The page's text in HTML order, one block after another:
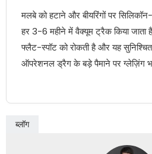
मलबे को हटाने और बीयरिंगों पर
हर 3-6 महीने में वैक्यूम ट्रैक किया जाता
फ्लैट-स्पॉट को रोकती है और यह
ऑपरेशनल ड्रैग के बड़े पैमाने पर ग्लेज़िंग
ब्लॉग